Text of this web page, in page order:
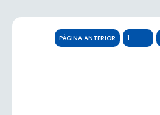
PÁGINA ANTERIOR